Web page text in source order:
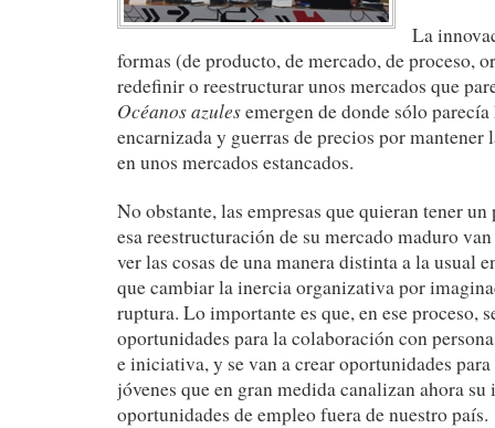
La
formas (de producto, de mercado, de proceso,
redefinir o reestructurar unos mercados que
Océanos azulesemergen de donde sólo
encarnizada y guerras de precios por mantener
en unos mercados estancados.
No obstante, las empresas que quieran tener
esa reestructuración de su mercado maduro
ver las cosas de una manera distinta a la usual
que cambiar la inercia organizativa por
ruptura. Lo importante es que, en ese proceso,
oportunidades para la colaboración con
e iniciativa, y se van a crear oportunidades para
jóvenes que en gran medida canalizan ahora
oportunidades de empleo fuera de nuestro país.